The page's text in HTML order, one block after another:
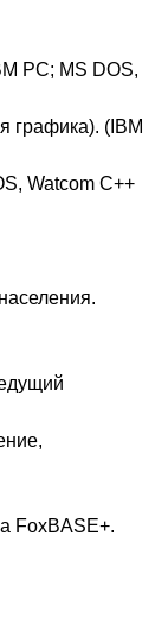
PC; MS DOS,
графика). (IBM
Watcom C++
FoxBASE+.